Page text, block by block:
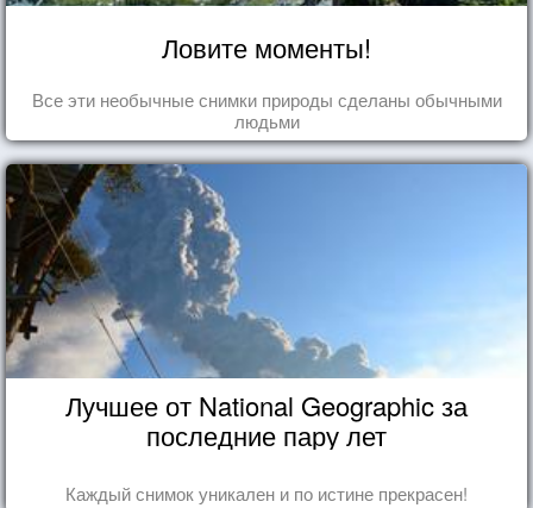
Ловите моменты!
Все эти необычные снимки природы сделаны обычными
людьми
Лучшее от National Geographic за
последние пару лет
Каждый снимок уникален и по истине прекрасен!